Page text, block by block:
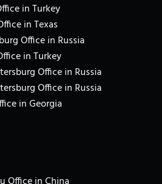
in Turkey
in Texas
Office in Russia
in Turkey
Office in Russia
Office in Russia
in Georgia